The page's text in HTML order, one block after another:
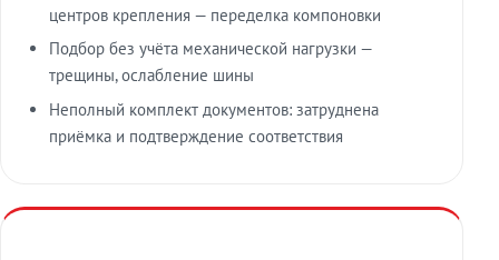
центров крепления — переделка компоновки
Подбор без учёта механической нагрузки —
трещины, ослабление шины
Неполный комплект документов: затруднена
приёмка и подтверждение соответствия